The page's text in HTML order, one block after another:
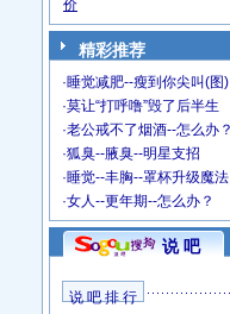
价
精彩推荐
·睡觉减肥--瘦到你尖叫(图)
·莫让“打呼噜”毁了后半生
·老公戒不了烟酒--怎么办？
·狐臭--腋臭--明星支招
·睡觉--丰胸--罩杯升级魔法
·女人--更年期--怎么办？
说 吧
说 吧 排 行